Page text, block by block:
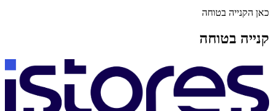
כאן הקנייה בטוחה
קנייה בטוחה